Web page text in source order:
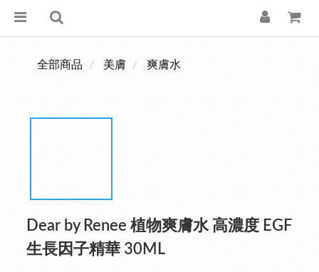
全部商品 美膚 爽膚水
Dear by Renee 植物爽膚水 高濃度 EGF
生長因子精華 30ML